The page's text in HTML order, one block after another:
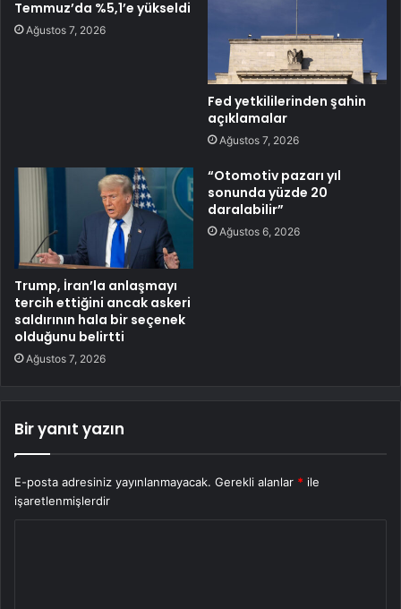
Temmuz’da %5,1’e yükseldi
Ağustos 7, 2026
Fed yetkililerinden şahin
açıklamalar
Ağustos 7, 2026
Trump, İran’la anlaşmayı
tercih ettiğini ancak askeri
saldırının hala bir seçenek
olduğunu belirtti
Ağustos 7, 2026
“Otomotiv pazarı yıl
sonunda yüzde 20
daralabilir”
Ağustos 6, 2026
Bir yanıt yazın
E-posta adresiniz yayınlanmayacak. Gerekli alanlar * ile
işaretlenmişlerdir